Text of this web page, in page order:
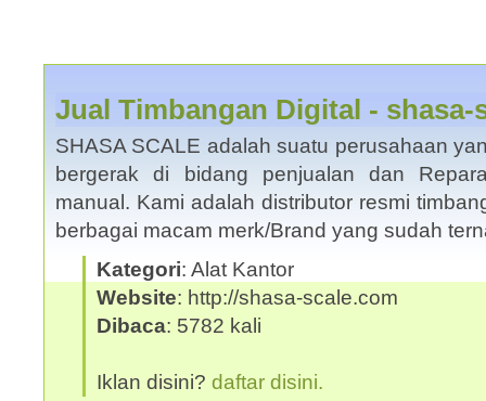
Jual Timbangan Digital - shasa-
SHASA SCALE adalah suatu perusahaan
bergerak di bidang penjualan dan
manual. Kami adalah distributor resmi
berbagai macam merk/Brand yang sudah
Kategori: Alat Kantor
Website: http://shasa-scale.com
Dibaca: 5782 kali
Iklan disini? daftar disini.